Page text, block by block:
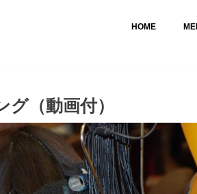
HOME
（動画付）